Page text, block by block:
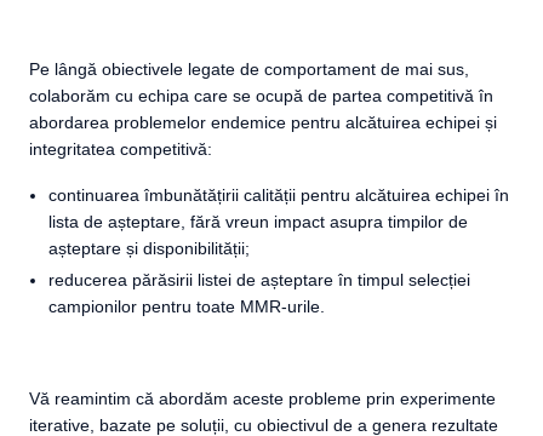
Pe lângă obiectivele legate de comportament de mai sus,
colaborăm cu echipa care se ocupă de partea competitivă în
abordarea problemelor endemice pentru alcătuirea echipei și
integritatea competitivă:
continuarea îmbunătățirii calității pentru alcătuirea echipei în
lista de așteptare, fără vreun impact asupra timpilor de
așteptare și disponibilității;
reducerea părăsirii listei de așteptare în timpul selecției
campionilor pentru toate MMR-urile.
Vă reamintim că abordăm aceste probleme prin experimente
iterative, bazate pe soluții, cu obiectivul de a genera rezultate